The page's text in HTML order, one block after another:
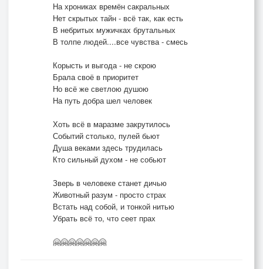
Свидетельство о публикации №125042900084
На хрониках времён сакральных
Нет скрытых тайн - всё так, как есть
В небритых мужичках брутальных
В толпе людей....все чувства - смесь
Корысть и выгода - не скрою
Брала своё в приоритет
Но всё же светлою душою
На путь добра шел человек
Хоть всё в маразме закрутилось
Событий столько, пулей бьют
Душа веками здесь трудилась
Кто сильный духом - не собьют
Зверь в человеке станет дичью
Животный разум - просто страх
Встать над собой, и тонкой нитью
Убрать всё то, что сеет прах
🤗🤗🤗🤗🤗🤗🤗